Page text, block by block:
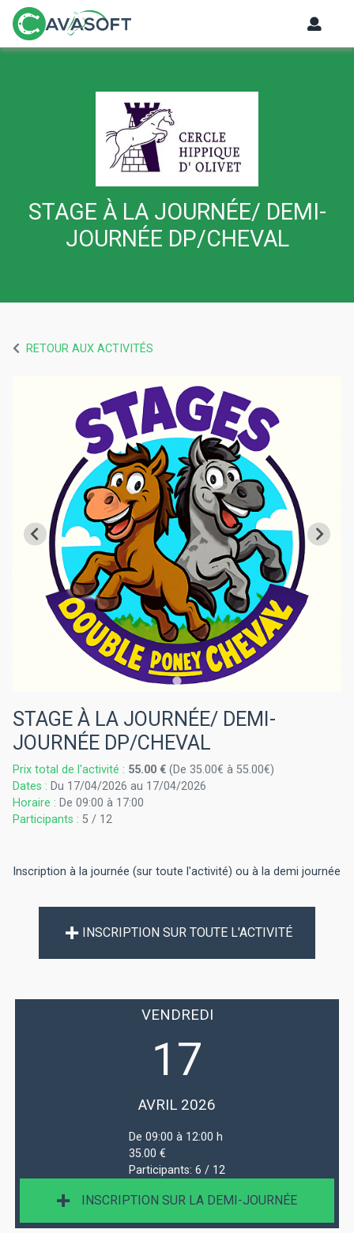
STAGE À LA JOURNÉE/ DEMI-
JOURNÉE DP/CHEVAL
RETOUR AUX ACTIVITÉS
STAGE À LA JOURNÉE/ DEMI-
JOURNÉE DP/CHEVAL
Prix total de l'activité : 55.00 € (De 35.00€ à 55.00€)
Dates : Du 17/04/2026 au 17/04/2026
Horaire : De 09:00 à 17:00
Participants : 5 / 12
Inscription à la journée (sur toute l'activité) ou à la demi journée
INSCRIPTION SUR TOUTE L'ACTIVITÉ
VENDREDI
17
AVRIL 2026
De 09:00 à 12:00 h
35.00 €
Participants: 6 / 12
INSCRIPTION SUR LA DEMI-JOURNÉE